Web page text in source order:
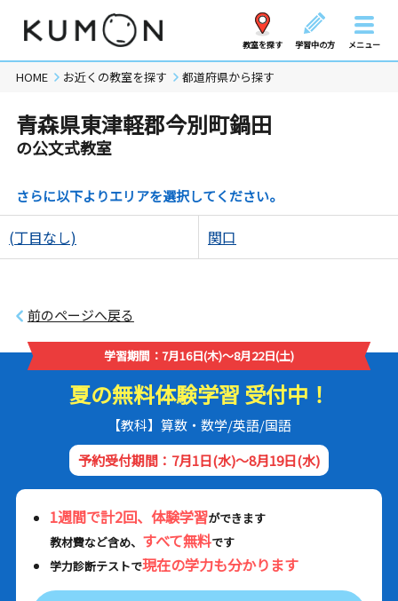
教室を探す 学習中の方 メニュー
HOME お近くの教室を探す 都道府県から探す
青森県東津軽郡今別町鍋田
の公文式教室
さらに以下よりエリアを選択してください。
(丁目なし) 関口
前のページへ戻る
学習期間：7月16日(木)～8月22日(土)
夏の無料体験学習 受付中！
【教科】算数・数学/英語/国語
予約受付期間：7月1日(水)～8月19日(水)
1週間で計2回、体験学習ができます
教材費など含め、 すべて無料です
学力診断テストで現在の学力も分かります